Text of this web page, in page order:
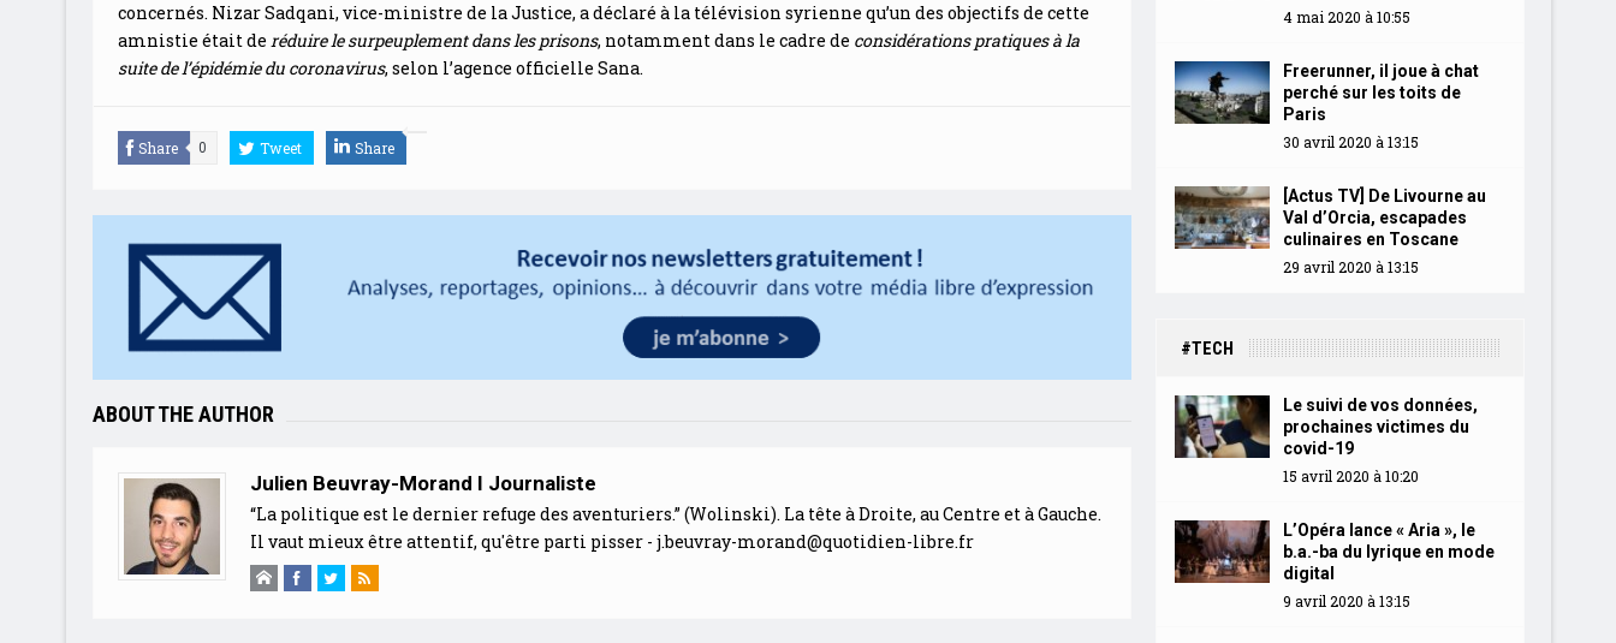
concernés. Nizar Sadqani, vice-ministre de la Justice, a déclaré à la télévision syrienne qu’un des objectifs de cette
amnistie était de réduire le surpeuplement dans les prisons, notamment dans le cadre de considérations pratiques à la
suite de l’épidémie du coronavirus, selon l’agence officielle Sana.
Share 0 Tweet Share
ABOUT THE AUTHOR
Julien Beuvray-Morand I Journaliste
“La politique est le dernier refuge des aventuriers.” (Wolinski). La tête à Droite, au Centre et à Gauche.
Il vaut mieux être attentif, qu'être parti pisser - j.beuvray-morand@quotidien-libre.fr
4 mai 2020 à 10:55
Freerunner, il joue à chat
perché sur les toits de
Paris
30 avril 2020 à 13:15
[Actus TV] De Livourne au
Val d’Orcia, escapades
culinaires en Toscane
29 avril 2020 à 13:15
#TECH
Le suivi de vos données,
prochaines victimes du
covid-19
15 avril 2020 à 10:20
L’Opéra lance « Aria », le
b.a.-ba du lyrique en mode
digital
9 avril 2020 à 13:15